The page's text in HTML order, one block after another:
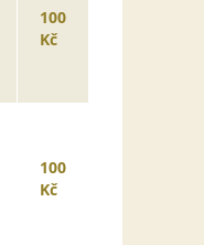
100
Kč
100
Kč